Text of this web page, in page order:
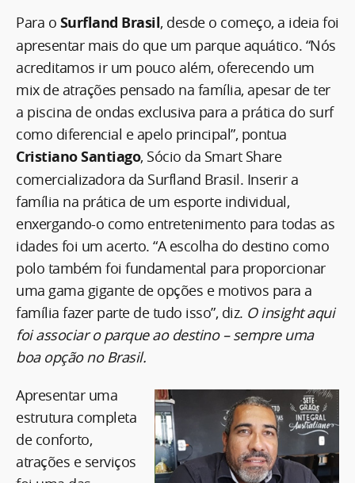
Para o Surfland Brasil, desde o começo, a ideia foi
apresentar mais do que um parque aquático. “Nós
acreditamos ir um pouco além, oferecendo um
mix de atrações pensado na família, apesar de ter
a piscina de ondas exclusiva para a prática do surf
como diferencial e apelo principal”, pontua
Cristiano Santiago, Sócio da Smart Share
comercializadora da Surfland Brasil. Inserir a
família na prática de um esporte individual,
enxergando-o como entretenimento para todas as
idades foi um acerto. “A escolha do destino como
polo também foi fundamental para proporcionar
uma gama gigante de opções e motivos para a
família fazer parte de tudo isso”, diz. O insight aqui
foi associar o parque ao destino – sempre uma
boa opção no Brasil.
Apresentar uma
estrutura completa
de conforto,
atrações e serviços